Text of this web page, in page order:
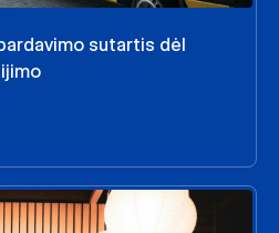
sutartis dėl